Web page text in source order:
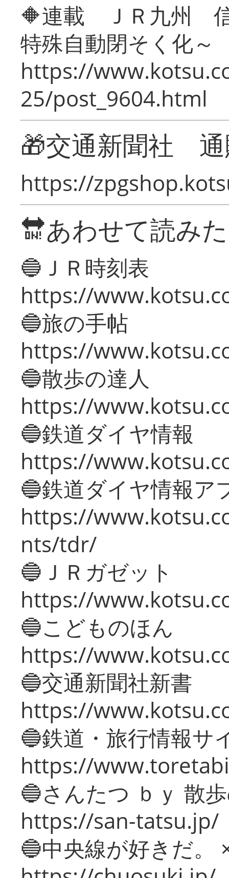
🔶連載 ＪＲ九州 信
特殊自動閉そく化～
https://
25/post_9604.html
🎁交通新聞社
https://
🔛あわせて読み
🔵ＪＲ時刻表
https://
🔵旅の手帖
https://
🔵散歩の達人
https://
🔵鉄道ダイヤ情報
https://
🔵鉄道ダイヤ情報ア
https://
nts/tdr/
🔵ＪＲガゼット
https://
🔵こどものほん
https://
🔵交通新聞社新書
https://
🔵鉄道・旅行情報サ
https://
🔵さんたつ ｂｙ 散
https://san-tatsu.jp/
🔵中央線が好きだ。